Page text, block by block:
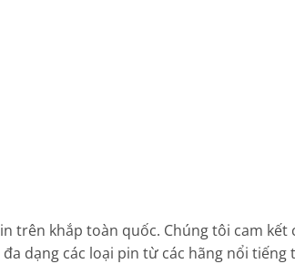
trên khắp toàn quốc. Chúng tôi cam
dạng các loại pin từ các hãng nổi tiếng